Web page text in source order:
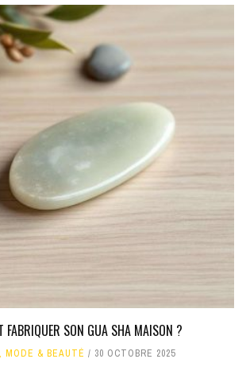
FABRIQUER SON GUA SHA MAISON ?
, MODE & BEAUTÉ 30 OCTOBRE 2025